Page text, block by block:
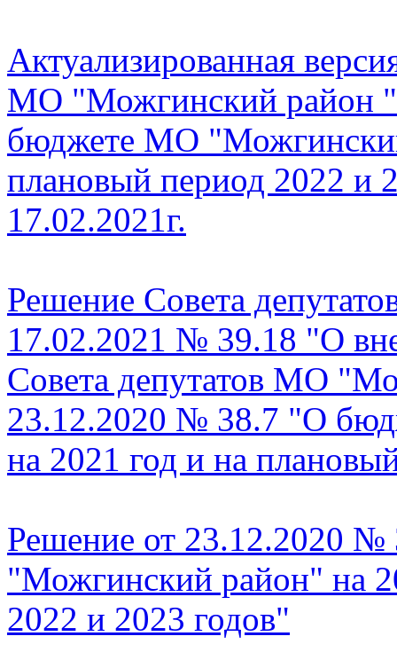
Актуализированная
МО "Можгинский район
бюджете МО
плановый период 2022 и
17.02.2021г.
Решение Совета
17.02.2021 № 39.18 "О
Совета депутатов МО
23.12.2020 № 38.7 "О
на 2021 год и на
Решение от 23.12.2020
"Можгинский район" на
2022 и 2023 годов"